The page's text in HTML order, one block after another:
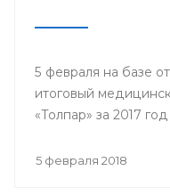
5 февраля на базе
итоговый
«Толпар» за 2017 год
5 февраля 2018